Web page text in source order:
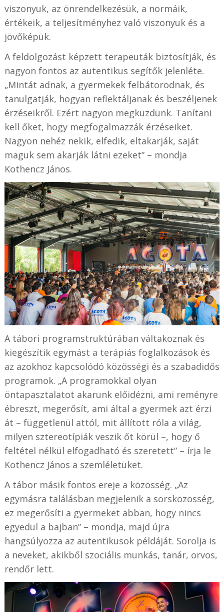
viszonyuk, az önrendelkezésük, a normáik,
értékeik, a teljesítményhez való viszonyuk és a
jövőképük.
A feldolgozást képzett terapeuták biztosítják, és
nagyon fontos az autentikus segítők jelenléte.
„Mintát adnak, a gyermekek felbátorodnak, és
tanulgatják, hogyan reflektáljanak és beszéljenek
érzéseikről. Ezért nagyon megküzdünk. Tanítani
kell őket, hogy megfogalmazzák érzéseiket.
Nagyon nehéz nekik, elfedik, eltakarják, saját
maguk sem akarják látni ezeket” – mondja
Kothencz János.
A tábori programstruktúrában váltakoznak és
kiegészítik egymást a terápiás foglalkozások és
az azokhoz kapcsolódó közösségi és a szabadidős
programok. „A programokkal olyan
öntapasztalatot akarunk előidézni, ami reményre
ébreszt, megerősít, ami által a gyermek azt érzi
át – függetlenül attól, mit állított róla a világ,
milyen sztereotípiák veszik őt körül –, hogy ő
feltétel nélkül elfogadható és szeretett” – írja le
Kothencz János a szemléletüket.
A tábor másik fontos ereje a közösség. „Az
egymásra találásban megjelenik a sorsközösség,
ez megerősíti a gyermeket abban, hogy nincs
egyedül a bajban” – mondja, majd újra
hangsúlyozza az autentikusok példáját. Sorolja is
a neveket, akikből szociális munkás, tanár, orvos,
rendőr lett.